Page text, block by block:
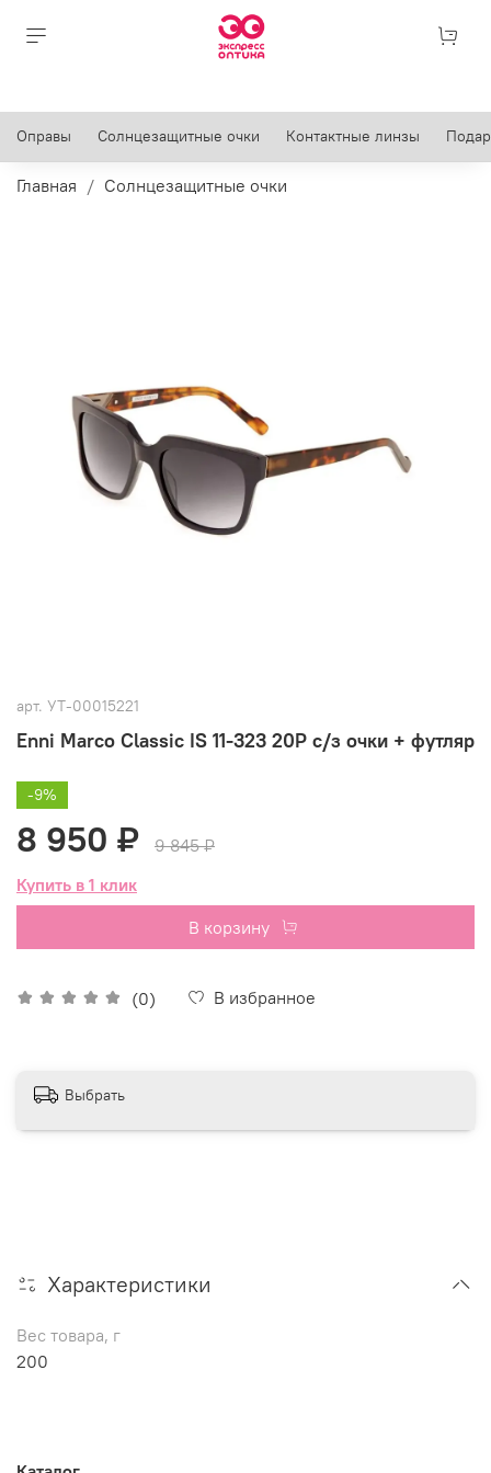
Оправы Солнцезащитные очки Контактные линзы
Главная Солнцезащитные очки
арт. УТ-00015221
Enni Marco Classic IS 11-323 20P с/з очки + футляр
(0) В избранное
-9%
8 950 ₽
9 845 ₽
Купить в 1 клик
В корзину
Выбрать
Характеристики
Вес товара, г
200